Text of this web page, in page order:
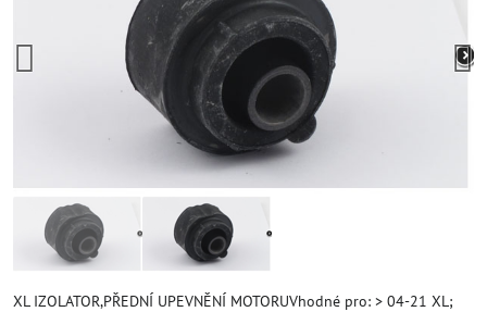
XL IZOLATOR,PŘEDNÍ UPEVNĚNÍ MOTORUVhodné pro: > 04-21 XL;